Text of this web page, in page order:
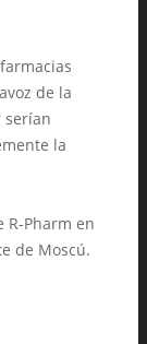
de la
serían
la
R-Pharm en
de Moscú.